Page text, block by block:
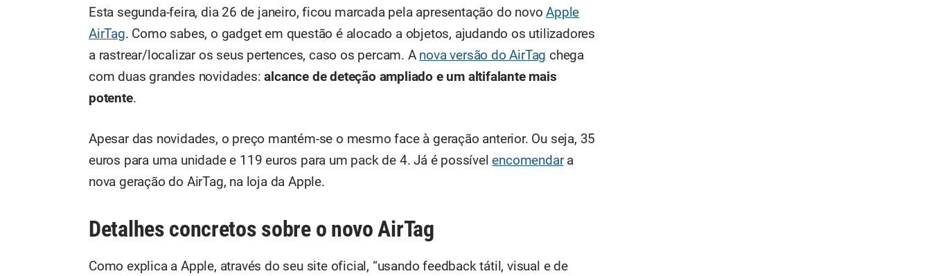
Esta segunda-feira, dia 26 de janeiro, ficou marcada pela apresentação do novoApple
AirTag. Como sabes, o gadget em questão é alocado a objetos, ajudando os utilizadores
a rastrear/localizar os seus pertences, caso os percam. A nova versão do AirTag chega
com duas grandes novidades:alcance de deteção ampliado e um altifalante mais
potente.
Apesar das novidades, o preço mantém-se o mesmo face à geração anterior. Ou seja, 35
euros para uma unidade e 119 euros para um pack de 4. Já é possívelencomendara
nova geração do AirTag, na loja da Apple.
Detalhes concretos sobre o novo AirTag
Como explica a Apple, através do seu site oficial, “usando feedback tátil, visual e de